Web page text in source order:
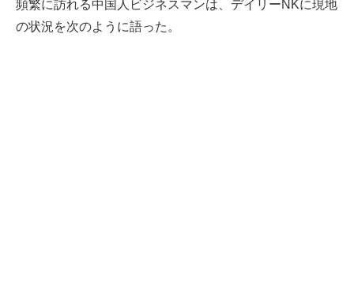
頻繁に訪れる中国人ビジネスマンは、デイリーNKに現地
の状況を次のように語った。